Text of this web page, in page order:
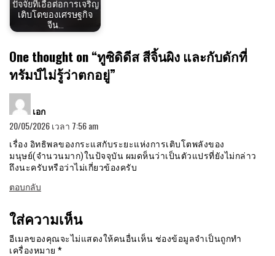
ปัจจัยที่เอื้อต่อการเจริญ
เติบโตของเศรษฐกิจ
จีน…
One thought on “ทูซิดิดีส สีจิ้นผิง และกับดักที่
ทรัมป์ไม่รู้ว่าตกอยู่”
เอก
20/05/2026 เวลา 7:56 am
เรื่อง อิทธิพลของกระแสกับระยะแห่งการเติบโตพลังของ
มนุษย์(จำนวนมาก)ในป้จจุบัน ผมดห็นว่าเป็นตัวแปรที่ยังไม่กล่าว
ถึงนะครับหรือว่าไม่เกี่ยวข้องครับ
ตอบกลับ
ใส่ความเห็น
อีเมลของคุณจะไม่แสดงให้คนอื่นเห็น ช่องข้อมูลจำเป็นถูกทำ
เครื่องหมาย *